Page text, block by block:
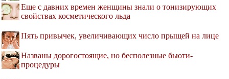
Еще с давних времен женщины знали о тонизирующих
свойствах косметического льда
Пять привычек, увеличивающих число прыщей на лице
Названы дорогостоящие, но бесполезные бьюти-
процедуры